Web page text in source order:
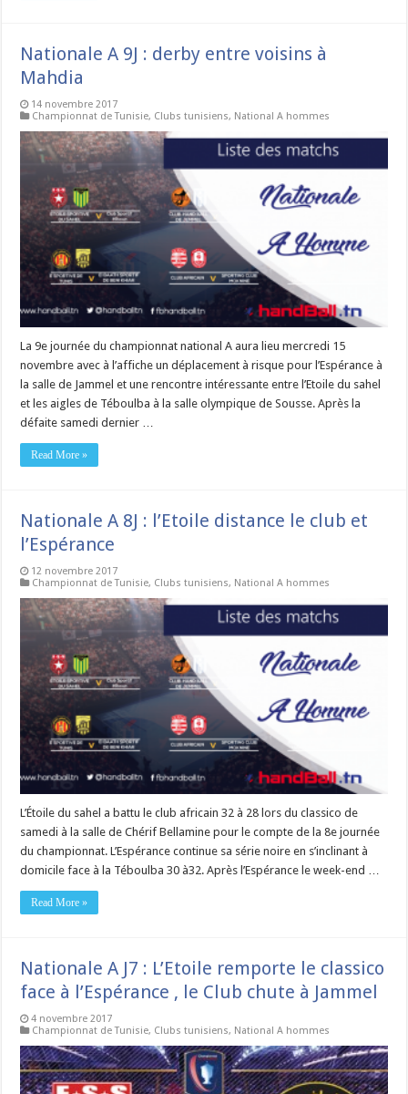
Nationale A 9J : derby entre voisins à
Mahdia
14 novembre 2017
Championnat de Tunisie, Clubs tunisiens, National A hommes
La 9e journée du championnat national A aura lieu mercredi 15
novembre avec à l’affiche un déplacement à risque pour l’Espérance à
la salle de Jammel et une rencontre intéressante entre l’Etoile du sahel
et les aigles de Téboulba à la salle olympique de Sousse. Après la
défaite samedi dernier …
Read More »
Nationale A 8J : l’Etoile distance le club et
l’Espérance
12 novembre 2017
Championnat de Tunisie, Clubs tunisiens, National A hommes
L’Étoile du sahel a battu le club africain 32 à 28 lors du classico de
samedi à la salle de Chérif Bellamine pour le compte de la 8e journée
du championnat. L’Espérance continue sa série noire en s’inclinant à
domicile face à la Téboulba 30 à32. Après l’Espérance le week-end …
Read More »
Nationale A J7 : L’Etoile remporte le classico
face à l’Espérance , le Club chute à Jammel
4 novembre 2017
Championnat de Tunisie, Clubs tunisiens, National A hommes